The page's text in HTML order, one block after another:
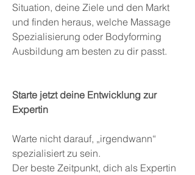
Situation, deine Ziele und den Markt
und finden heraus, welche Massage
Spezialisierung oder Bodyforming
Ausbildung am besten zu dir passt.
Starte jetzt deine Entwicklung zur
Expertin
Warte nicht darauf, „irgendwann“
spezialisiert zu sein.
Der beste Zeitpunkt, dich als Expertin